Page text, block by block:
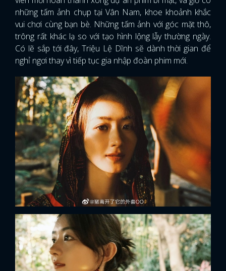
FACEBOOK GOOGLE
những tấm ảnh chụp tại Vân Nam, khoe khoảnh khắc
vui chơi cùng bạn bè. Những tấm ảnh với góc mặt thô,
trông rất khác lạ so với tạo hình lộng lẫy thường ngày.
Có lẽ sắp tới đây, Triệu Lệ Dĩnh sẽ dành thời gian để
nghỉ ngơi thay vì tiếp tục gia nhập đoàn phim mới.